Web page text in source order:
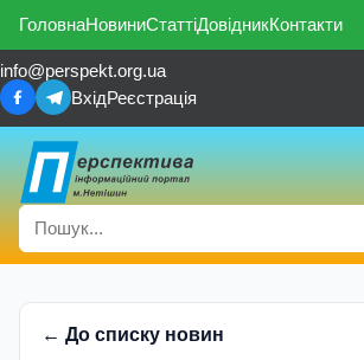
ГоловнаНовиниСтаттіДовідникКонтакти
info@perspekt.org.ua
ВхідРеєстрація
← До списку новин